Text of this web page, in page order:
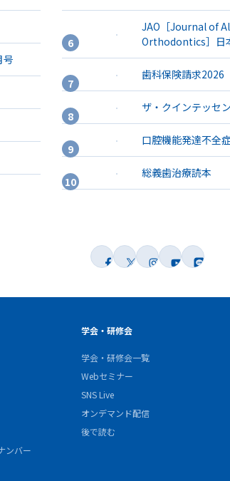
号
JAO［Journal of
Orthodontics］日
歯科保険請求2026
ザ・クインテッセ
口腔機能発達不全
総義歯治療読本
ンバー
学会・研修会
学会・研修会一覧
Webセミナー
SNS Live
オンデマンド配信
後で読む